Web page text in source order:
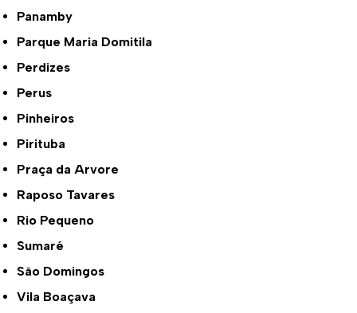
Panamby
Parque Maria Domitila
Perdizes
Perus
Pinheiros
Pirituba
Praça da Arvore
Raposo Tavares
Rio Pequeno
Sumaré
São Domingos
Vila Boaçava